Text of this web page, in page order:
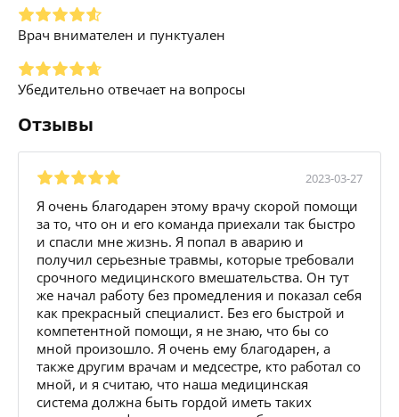
Врач внимателен и пунктуален
Убедительно отвечает на вопросы
Отзывы
2023-03-27
Я очень благодарен этому врачу скорой помощи
за то, что он и его команда приехали так быстро
и спасли мне жизнь. Я попал в аварию и
получил серьезные травмы, которые требовали
срочного медицинского вмешательства. Он тут
же начал работу без промедления и показал себя
как прекрасный специалист. Без его быстрой и
компетентной помощи, я не знаю, что бы со
мной произошло. Я очень ему благодарен, а
также другим врачам и медсестре, кто работал со
мной, и я считаю, что наша медицинская
система должна быть гордой иметь таких